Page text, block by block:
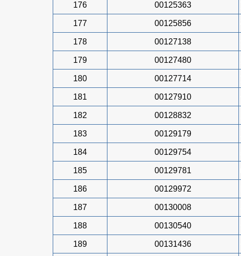
176 00125363
177 00125856
178 00127138
179 00127480
180 00127714
181 00127910
182 00128832
183 00129179
184 00129754
185 00129781
186 00129972
187 00130008
188 00130540
189 00131436